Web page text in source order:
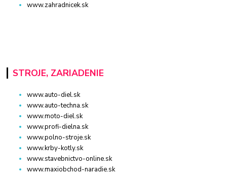
www.zahradnicek.sk
STROJE, ZARIADENIE
www.auto-diel.sk
www.auto-techna.sk
www.moto-diel.sk
www.profi-dielna.sk
www.polno-stroje.sk
www.krby-kotly.sk
www.stavebnictvo-online.sk
www.maxiobchod-naradie.sk